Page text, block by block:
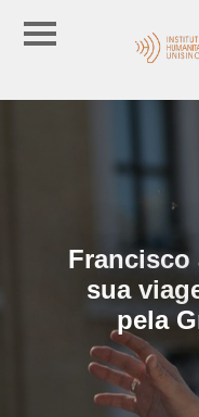
Francisco
sua
pela